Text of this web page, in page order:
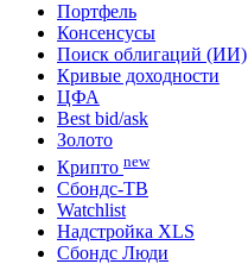
Портфель
Консенсусы
Поиск облигаций (ИИ)
Кривые доходности
ЦФА
Best bid/ask
Золото
Крипто new
Сбондс-ТВ
Watchlist
Надстройка XLS
Сбондс Люди